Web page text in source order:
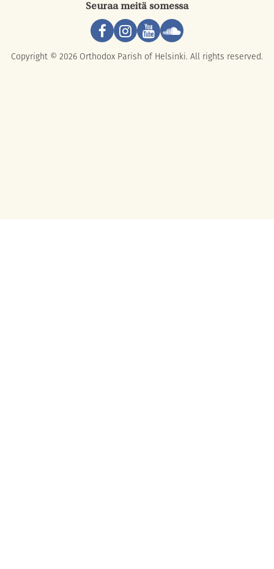
Seuraa meitä somessa
Copyright © 2026 Orthodox Parish of Helsinki. All rights reserved.